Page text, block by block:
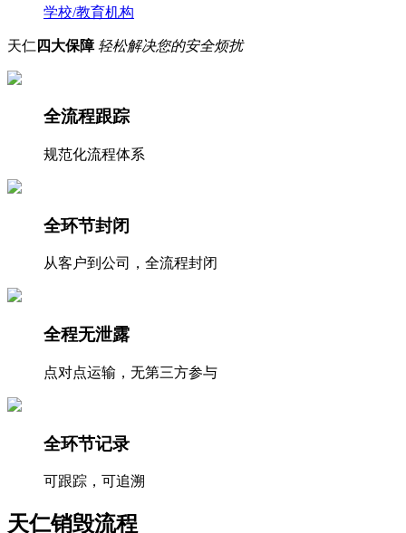
学校/教育机构
天仁 四大保障 轻松解决您的安全烦扰
全流程跟踪
规范化流程体系
全环节封闭
从客户到公司，全流程封闭
全程无泄露
点对点运输，无第三方参与
全环节记录
可跟踪，可追溯
天仁销毁流程